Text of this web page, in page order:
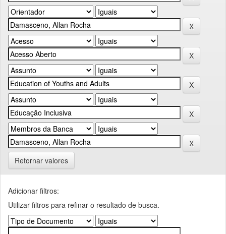
Retornar valores
Adicionar filtros:
Utilizar filtros para refinar o resultado de busca.